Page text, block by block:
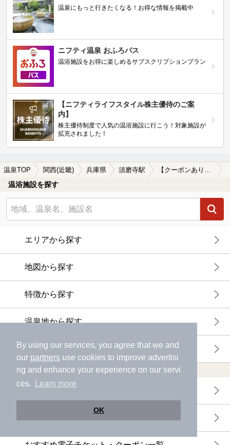
By using our services, you agree that we and
our partners use cookies to improve advertisi
ng and enhance your experience on our servi
ces.
Learn more
OK
温泉にもっと行きたくなる！お得な情報を掲載中
ニフティ温泉 おふろパス
温浴施設をお得に楽しめるサブスクリプションプラン
【ニフティライフスタイル株主優待のご案
内】
株主優待制度で人気の温浴施設に行こう！対象施設が
拡充されました！
温泉TOP 関西(近畿) 兵庫県 須磨寺駅 【クーポンあり】駅近（徒歩10分以内）の須磨寺駅近くの温泉、日帰り温泉、スーパー銭湯おすすめ
温浴施設を探す
エリアから探す
地図から探す
特徴から探す
温泉地から探す
関連キーワードから探す
おトクに利用する